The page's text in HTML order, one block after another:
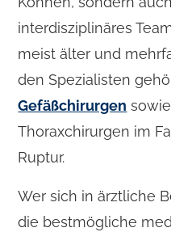
interdisziplinäres
meist älter und
den Spezialisten
Gefäßchirurgen
Thoraxchirurgen im
Ruptur.
Wer sich in ärztliche
die bestmögliche